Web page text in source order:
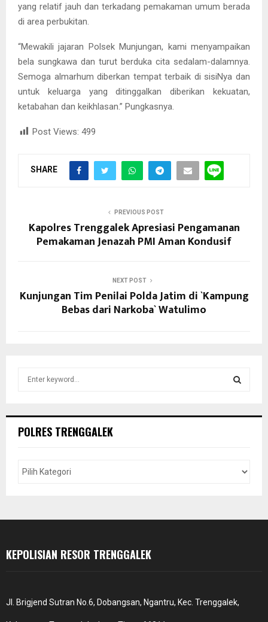
yang relatif jauh dan terkadang pemakaman umum berada
di area perbukitan.
“Mewakili jajaran Polsek Munjungan, kami menyampaikan
bela sungkawa dan turut berduka cita sedalam-dalamnya.
Semoga almarhum diberkan tempat terbaik di sisiNya dan
untuk keluarga yang ditinggalkan diberikan kekuatan,
ketabahan dan keikhlasan.” Pungkasnya.
Post Views: 499
SHARE
PREVIOUS POST
Kapolres Trenggalek Apresiasi Pengamanan
Pemakaman Jenazah PMI Aman Kondusif
NEXT POST
Kunjungan Tim Penilai Polda Jatim di `Kampung
Bebas dari Narkoba` Watulimo
h
H
POLRES TRENGGALEK
KEPOLISIAN RESOR TRENGGALEK
Jl. Brigjend Sutran No.6, Dobangsan, Ngantru, Kec. Trenggalek,